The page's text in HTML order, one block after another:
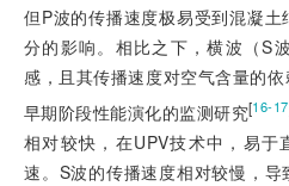
但P波的传播速度极易受到混凝
分的影响。相比之下，横波（S
感，且其传播速度对空气含量的
早期阶段性能演化的监测研究[16-17
相对较快，在UPV技术中，易于
速。S波的传播速度相对较慢，导